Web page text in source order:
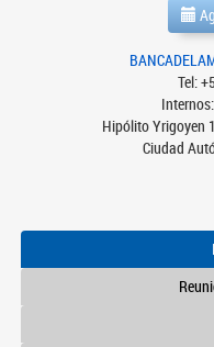
Tel:
Hipólito Yrigoyen
Ciudad